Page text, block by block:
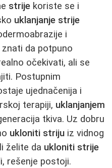
strije koriste se i
uklanjanje strije
i
znati da potpuno
očekivati, ali se
Postupnim
ujednačenija i
terapiji, uklanjanjem
tkiva. Uz dobru
ukloniti striju iz vidnog
želite da ukloniti strije
rešenje postoji.